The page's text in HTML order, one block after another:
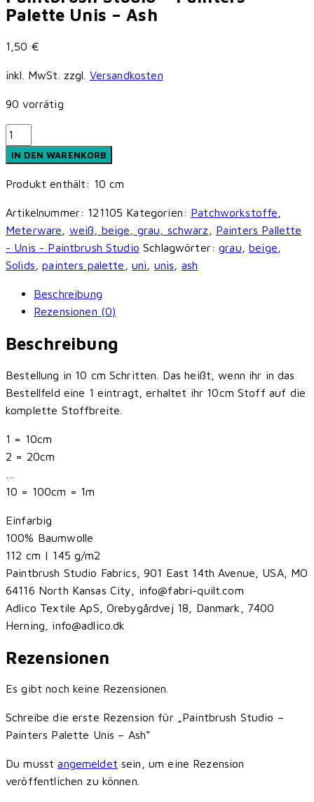
Palette Unis – Ash
1,50 €
inkl. MwSt. zzgl. Versandkosten
90 vorrätig
Paintbrush
Studio
-
Painters
Unis
-
Ash
Menge
IN DEN WARENKORB
Produkt enthält: 10 cm
Artikelnummer: 121105 Kategorien: Patchworkstoffe
Meterware
weiß, beige, grau, schwarz
Painters Pallette
- Unis - Paintbrush Studio Schlagwörter:grau ,beige
Solids ,painters palette uni unis ash
Beschreibung
Rezensionen (0)
Beschreibung
Bestellung in 10 cm Schritten. Das heißt, wenn ihr in das
Bestellfeld eine 1 eintragt, erhaltet ihr 10cm Stoff auf die
komplette Stoffbreite.
1 = 10cm
2 = 20cm
10 = 100cm = 1m
Einfarbig
100% Baumwolle
112 cm | 145 g/m2
Paintbrush Studio Fabrics, 901 East 14th Avenue, USA, MO
64116 North Kansas City, info@fabri-quilt.com
Adlico Textile ApS, Orebygårdvej 18, Danmark, 7400
Herning, info@adlico.dk
Rezensionen
Es gibt noch keine Rezensionen.
Schreibe die erste Rezension für „Paintbrush Studio –
Painters Palette Unis – Ash“
Du musstangemeldet sein, um eine Rezension
veröffentlichen zu können.